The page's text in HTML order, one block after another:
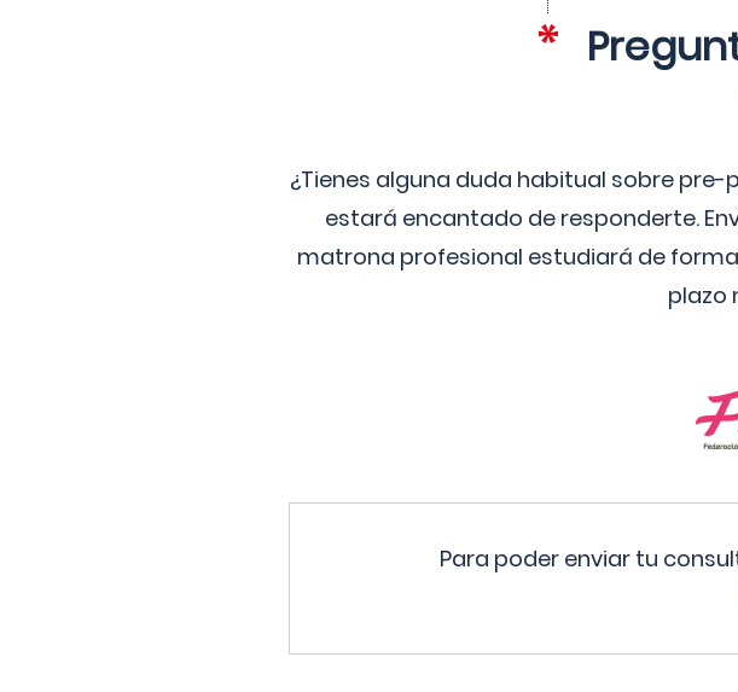
¿Tienes alguna duda habitual sobre
estará encantado de responderte.
matrona profesional estudiará de
plazo
Para poder enviar tu